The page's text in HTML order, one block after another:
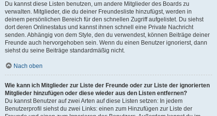
Du kannst diese Listen benutzen, um andere Mitglieder des Boards zu
verwalten. Mitglieder, die du deiner Freundesliste hinzufügst, werden in
deinem persönlichen Bereich für den schnellen Zugriff aufgelistet. Du siehst
dort deren Onlinestatus und kannst ihnen schnell eine Private Nachricht
senden. Abhängig von dem Style, den du verwendest, können Beiträge deiner
Freunde auch hervorgehoben sein. Wenn du einen Benutzer ignorierst, dann
siehst du seine Beiträge standardmäßig nicht.
Nach oben
Wie kann ich Mitglieder zur Liste der Freunde oder zur Liste der ignorierten
Mitglieder hinzufügen oder diese wieder aus den Listen entfernen?
Du kannst Benutzer auf zwei Arten auf diese Listen setzen: In jedem
Benutzerprofil siehst du zwei Links: einen zum Hinzufügen zur Liste der